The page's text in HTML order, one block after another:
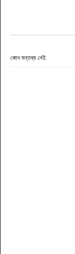
কোন মন্তব্য নেই: